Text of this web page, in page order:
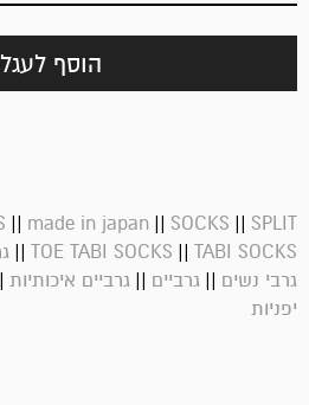
הוסף
|| made in japan || SOCKS || SPLIT
TOE TABI SOCKS || TABI SOCKS
||
גרבי נשים || גרביים || גרביים איכותיות
יפניות